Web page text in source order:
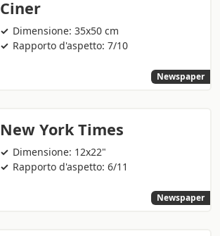
Ciner
Dimensione: 35x50 cm
Rapporto d'aspetto: 7/10
Newspaper
New York Times
Dimensione: 12x22"
Rapporto d'aspetto: 6/11
Newspaper